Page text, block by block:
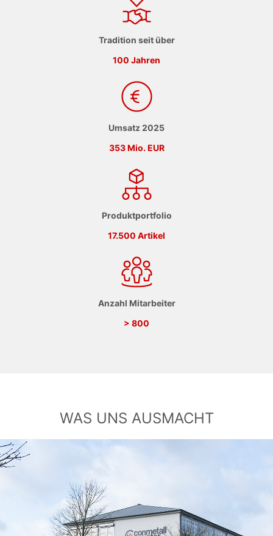
Tradition seit über
100 Jahren
Umsatz 2025
353 Mio. EUR
Produktportfolio
17.500 Artikel
Anzahl Mitarbeiter
> 800
WAS UNS AUSMACHT